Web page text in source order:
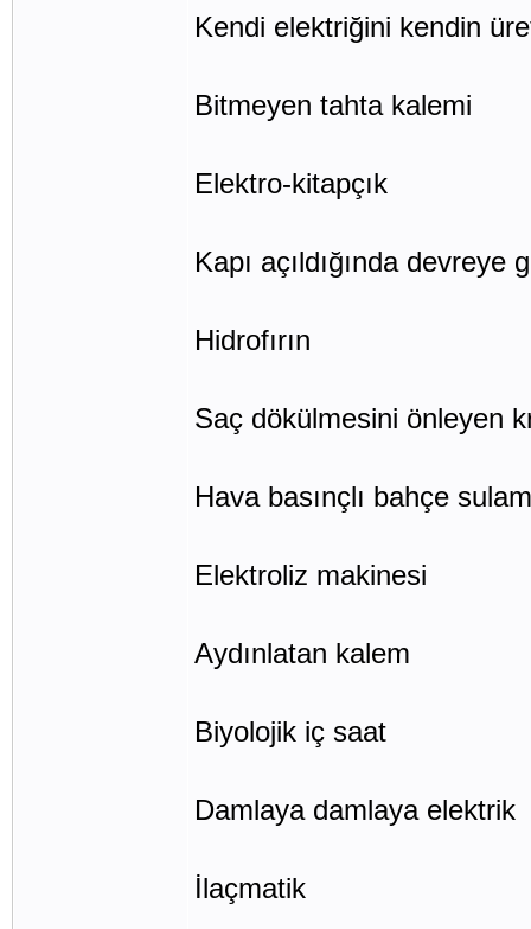
Kendi elektriğini kendin
Bitmeyen tahta kalemi
Elektro-kitapçık
Kapı açıldığında
Hidrofırın
Saç dökülmesini önleyen
Hava basınçlı bahçe
Elektroliz makinesi
Aydınlatan kalem
Biyolojik iç saat
Damlaya damlaya elektrik
İlaçmatik